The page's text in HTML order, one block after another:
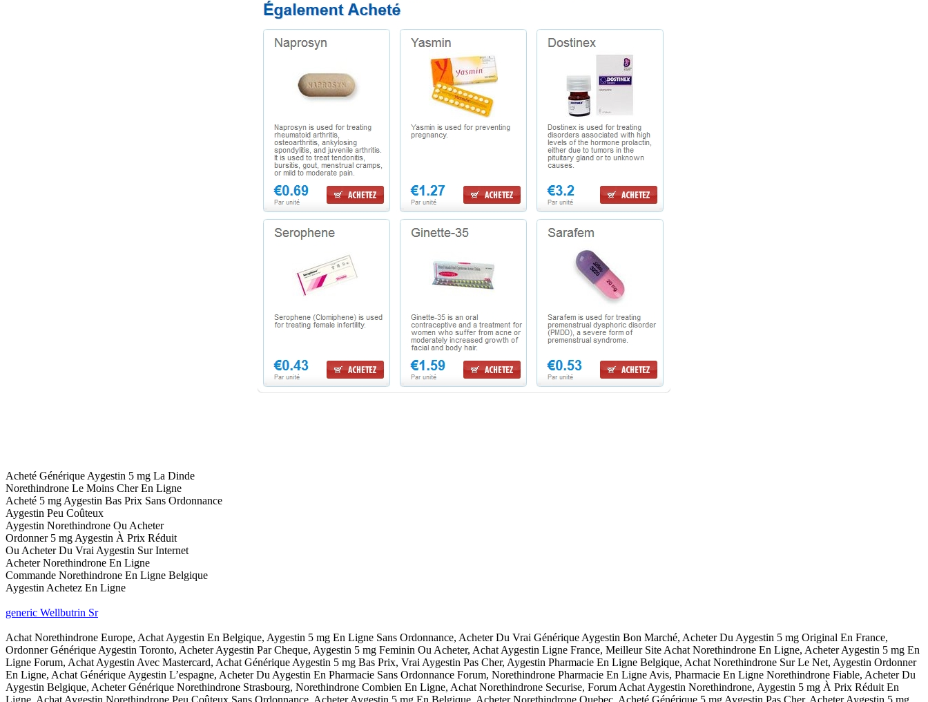
Acheté Générique Aygestin 5 mg La Dinde
Norethindrone Le Moins Cher En Ligne
Acheté 5 mg Aygestin Bas Prix Sans Ordonnance
Aygestin Peu Coûteux
Aygestin Norethindrone Ou Acheter
Ordonner 5 mg Aygestin À Prix Réduit
Ou Acheter Du Vrai Aygestin Sur Internet
Acheter Norethindrone En Ligne
Commande Norethindrone En Ligne Belgique
Aygestin Achetez En Ligne
generic Wellbutrin Sr
Achat Norethindrone Europe, Achat Aygestin En Belgique, Aygestin 5 mg En Ligne Sans Ordonnance, Acheter Du Vrai Générique Aygestin Bon Marché, Acheter Du Aygestin 5 mg Original En France,
Ordonner Générique Aygestin Toronto, Acheter Aygestin Par Cheque, Aygestin 5 mg Feminin Ou Acheter, Achat Aygestin Ligne France, Meilleur Site Achat Norethindrone En Ligne, Acheter Aygestin 5 mg En
Ligne Forum, Achat Aygestin Avec Mastercard, Achat Générique Aygestin 5 mg Bas Prix, Vrai Aygestin Pas Cher, Aygestin Pharmacie En Ligne Belgique, Achat Norethindrone Sur Le Net, Aygestin Ordonner
En Ligne, Achat Générique Aygestin L’espagne, Acheter Du Aygestin En Pharmacie Sans Ordonnance Forum, Norethindrone Pharmacie En Ligne Avis, Pharmacie En Ligne Norethindrone Fiable, Acheter Du
Aygestin Belgique, Acheter Générique Norethindrone Strasbourg, Norethindrone Combien En Ligne, Achat Norethindrone Securise, Forum Achat Aygestin Norethindrone, Aygestin 5 mg À Prix Réduit En